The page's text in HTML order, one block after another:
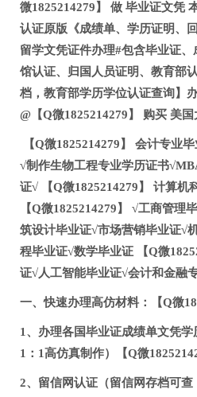
微1825214279】 做 毕业证文凭
认证原版《成绩单、学历证明、
留学文凭证件办理#包含毕业证
馆认证、归国人员证明、教育部
档，教育部学历学位认证查询】
@【Q微1825214279】 购买 美
【Q微1825214279】 会计专业
√制作生物工程专业学历证书
证√ 【Q微1825214279】 计算机
【Q微1825214279】 √工商管理
筑设计毕业证√市场营销毕业证√
程毕业证√数学毕业证 【Q微
证√人工智能毕业证√会计和金融
一、快速办理高仿材料：【Q微
1、办理各国毕业证成绩单文凭
1：1高仿真制作）【Q微
2、留信网认证（留信网存档可